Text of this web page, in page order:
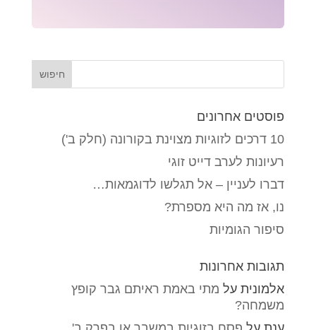
פוסטים אחרונים
10 דרכים לזוגיות מצוינת בקורונה (חלק ב')
רעיונות לערב דייט זוגי
דברו לעניין – אל תגלשו לדוגמאות…
נו, אז מה היא מספרת?
סיפור הגומיות
תגובות אחרונות
אלמוניתעל מתי באמת ראיתם גבר קופץ
משמחה?